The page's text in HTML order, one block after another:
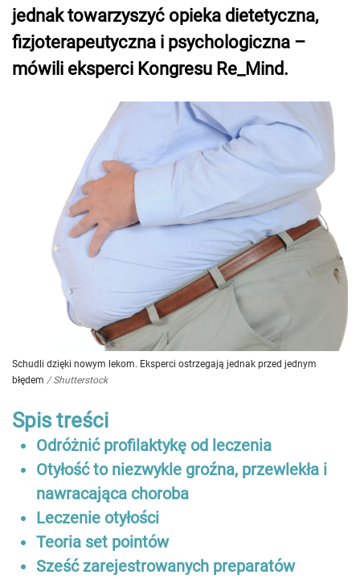
jednak towarzyszyć opieka dietetyczna,
fizjoterapeutyczna i psychologiczna –
mówili eksperci Kongresu Re_Mind.
Schudli dzięki nowym lekom. Eksperci ostrzegają jednak przed jednym
błędem / Shutterstock
Spis treści
Odróżnić profilaktykę od leczenia
Otyłość to niezwykle groźna, przewlekła i
nawracająca choroba
Leczenie otyłości
Teoria set pointów
Sześć zarejestrowanych preparatów